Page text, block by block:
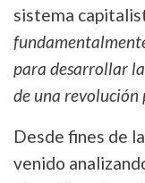
sistema
para desarrollar
de una revolución
Desde fines de
venido